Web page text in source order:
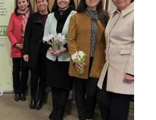
Facultades
y Donaciones
campus
Noticias
estudiantiles